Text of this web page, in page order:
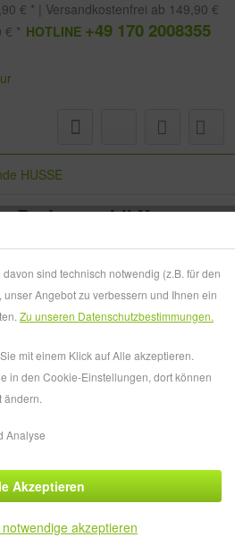
€ * | Versandkostenfrei ab 149,90 €
€ * HOTLINE +49 170 2008355
HUSSE
Boden mobil X
sind technisch notwendig (z.B. für den
Angebot zu verbessern und Ihnen ein
Zu unseren Datenschutzbestimmungen.
mit einem Klick auf Alle akzeptieren.
in den Cookie-Einstellungen, dort können
ändern.
Analyse
akzeptieren
Akzeptieren